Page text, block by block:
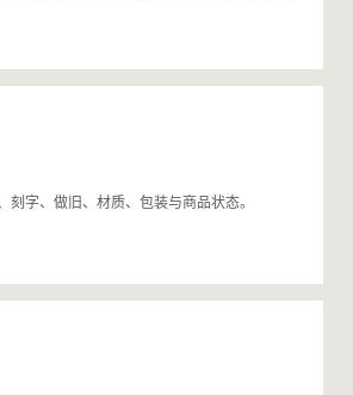
刻字、做旧、材质、包装与商品状态。